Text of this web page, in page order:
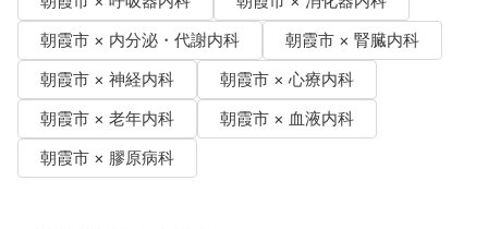
朝霞市 × 内分泌・代謝内科
朝霞市 × 腎臓内科
朝霞市 × 神経内科
朝霞市 × 心療内科
朝霞市 × 老年内科
朝霞市 × 血液内科
朝霞市 × 膠原病科